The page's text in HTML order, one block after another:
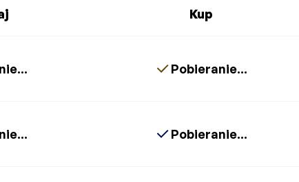
Kup
Pobieranie...
Pobieranie...